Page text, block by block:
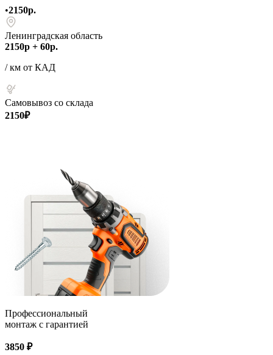
•2150р.
Ленинградская область
2150р + 60р.
/ км от КАД
Самовывоз со склада
2150₽
Профессиональный
монтаж с гарантией
3850 ₽